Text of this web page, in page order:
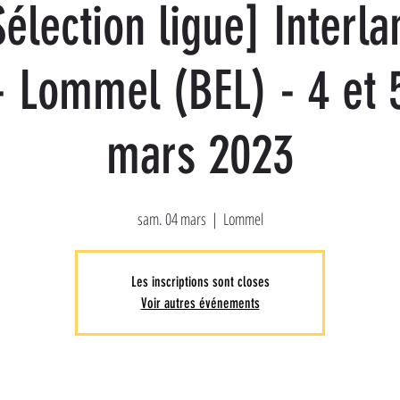
ligue]
Lommel (BEL) - 4 et
mars 2023
sam. 04 mars
  |
Lommel
Les inscriptions sont closes
Voir autres événements